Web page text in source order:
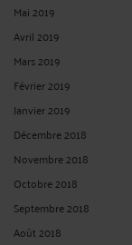
Mai 2019
Avril 2019
Mars 2019
Février 2019
Janvier 2019
Décembre 2018
Novembre 2018
Octobre 2018
Septembre 2018
Août 2018